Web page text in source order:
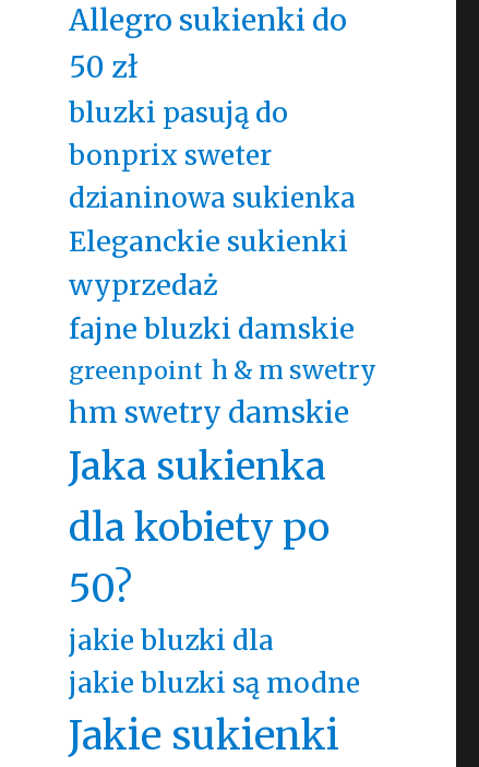
Allegro sukienki do
50 zł
bluzki pasują do
bonprix sweter
dzianinowa sukienka
Eleganckie sukienki
wyprzedaż
fajne bluzki damskie
greenpoint h & m swetry
hm swetry damskie
Jaka sukienka
dla kobiety po
50?
jakie bluzki dla
jakie bluzki są modne
Jakie sukienki